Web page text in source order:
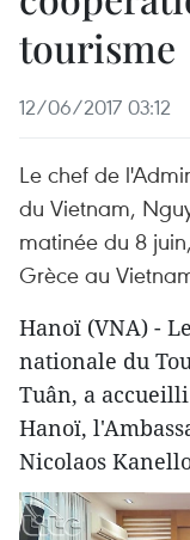
tourisme
12/06/2017 03:12
Le chef de
du Vietnam,
matinée du 8
Grèce au
Hanoï (VNA) -
nationale du
Tuân, a
Hanoï,
Nicolaos